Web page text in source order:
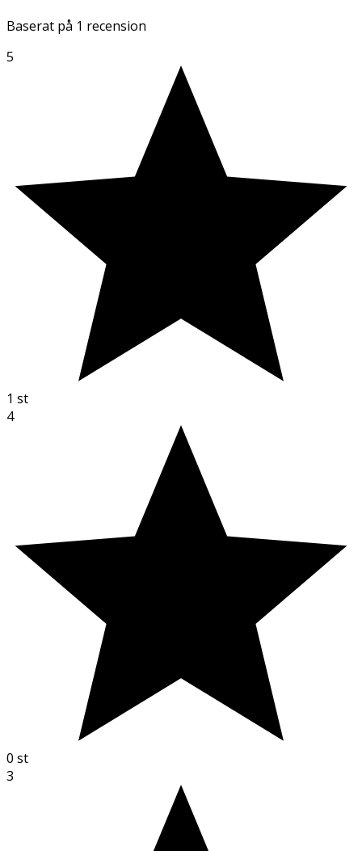
Baserat på 1 recension
5
1 st
4
0 st
3